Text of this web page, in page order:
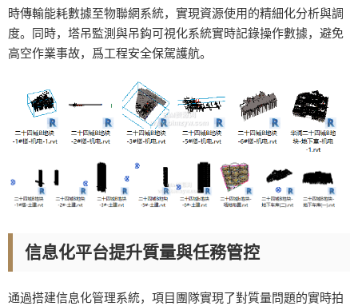
時傳輸能耗數據至物聯網系統，實現資源使用的精細化分析與調
度。同時，塔吊監測與吊鈎可視化系統實時記錄操作數據，避免
高空作業事故，爲工程安全保駕護航。
信息化平台提升質量與任務管控
通過搭建信息化管理系統，項目團隊實現了對質量問題的實時拍